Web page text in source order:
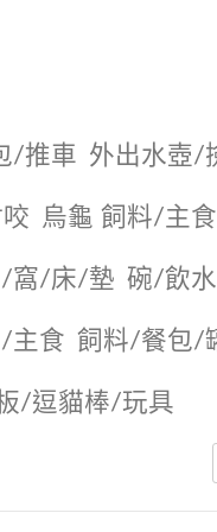
/推車 外出水壺/
烏龜 飼料/主食
窩/床/墊 碗/飲
主食 飼料/餐包/
/逗貓棒/玩具